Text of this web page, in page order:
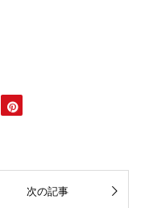
次の記事